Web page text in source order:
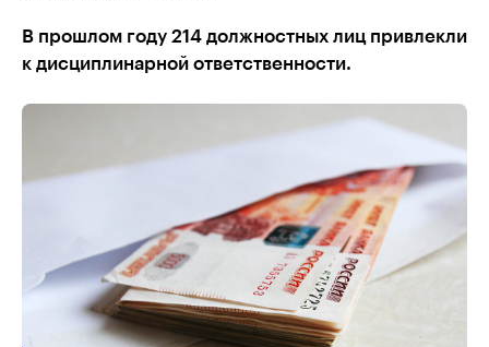
В прошлом году 214 должностных лиц привлекли
к дисциплинарной ответственности.